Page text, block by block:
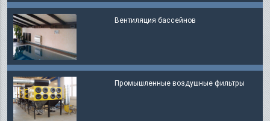
Вентиляция бассейнов
​Промышленные воздушные фильтры